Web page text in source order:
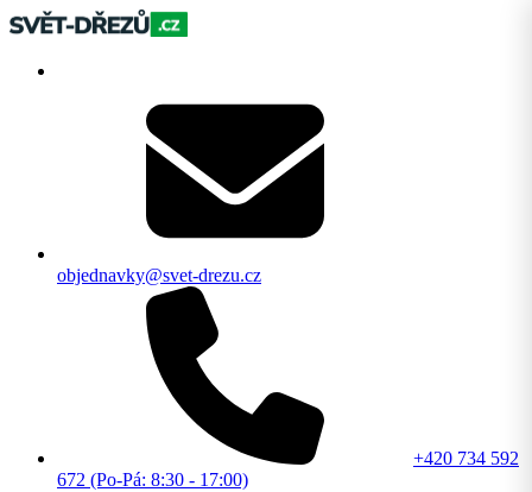
objednavky@svet-drezu.cz
+420 734 592
672 (Po-Pá: 8:30 - 17:00)